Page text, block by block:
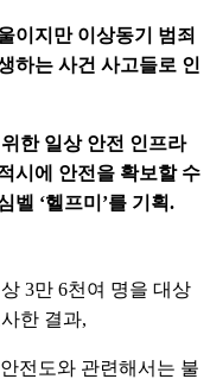
이지만 이상동기 범죄
하는 사건 사고들로 인
한 일상 안전 인프라
시에 안전을 확보할 수
벨 ‘헬프미’를 기획.
3만 6천여 명을 대상
한 결과,
전도와 관련해서는 불